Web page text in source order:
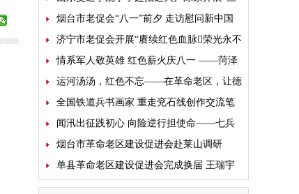
下乡”乡村振兴专题实践
烟台市老促会“八一”前夕 走访慰问新中国
成立前老军人
济宁市老促会开展“赓续红色血脉荣光永不
褪色”主题党日活动
情系军人敬英雄 红色薪火庆八一 ——菏泽
市老促会多方联动开展拥军致敬活动
运河汤汤，红色不忘——在革命老区，让德
育“走”进心里
全国铁道兵书画家 重走兖石线创作交流笔
会来临沭开展送文化活动
闻汛出征践初心 向险逆行担使命——七兵
堂铁军星夜驰援广西抗洪救灾
烟台市革命老区建设促进会赴莱山调研
单县革命老区建设促进会完成换届 王瑞宇
当选新一届会长